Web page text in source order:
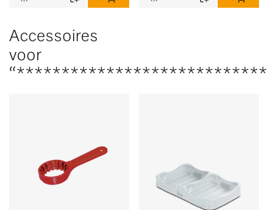
Accessoires
voor